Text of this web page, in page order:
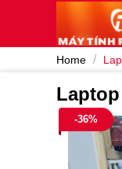
Home /
Laptop
-36%